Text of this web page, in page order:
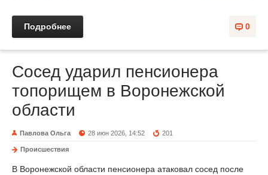
0
Подробнее
Сосед ударил пенсионера
топорищем в Воронежской
области
Павлова Ольга 28 июн 2026, 14:52 201
Происшествия
В Воронежской области пенсионера атаковал сосед после